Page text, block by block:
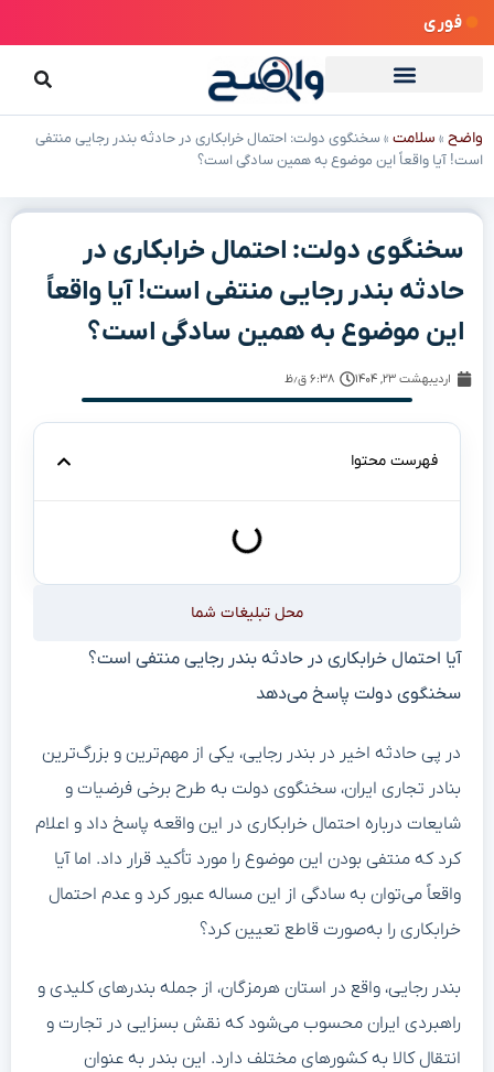
فوری
واضح » سلامت »سخنگوی دولت: احتمال خرابکاری در حادثه بندر رجایی منتفی
است! آیا واقعاً این موضوع به همین سادگی است؟
سخنگوی دولت: احتمال خرابکاری در
حادثه بندر رجایی منتفی است! آیا واقعاً
این موضوع به همین سادگی است؟
اردیبهشت ۲۳, ۱۴۰۴ ۶:۳۸ ق٫ظ
فهرست محتوا
محل تبلیغات شما
آیا احتمال خرابکاری در حادثه بندر رجایی منتفی است؟
سخنگوی دولت پاسخ می‌دهد
در پی حادثه اخیر در بندر رجایی، یکی از مهم‌ترین و بزرگ‌ترین
بنادر تجاری ایران، سخنگوی دولت به طرح برخی فرضیات و
شایعات درباره احتمال خرابکاری در این واقعه پاسخ داد و اعلام
کرد که منتفی بودن این موضوع را مورد تأکید قرار داد. اما آیا
واقعاً می‌توان به سادگی از این مساله عبور کرد و عدم احتمال
خرابکاری را به‌صورت قاطع تعیین کرد؟
بندر رجایی، واقع در استان هرمزگان، از جمله بندرهای کلیدی و
راهبردی ایران محسوب می‌شود که نقش بسزایی در تجارت و
انتقال کالا به کشورهای مختلف دارد. این بندر به عنوان